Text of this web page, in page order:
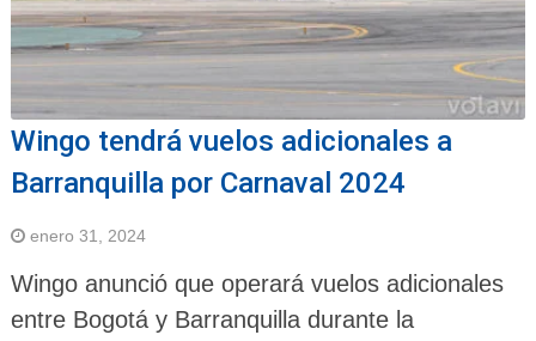
Wingo tendrá vuelos adicionales a
Barranquilla por Carnaval 2024
enero 31, 2024
Wingo anunció que operará vuelos adicionales
entre Bogotá y Barranquilla durante la